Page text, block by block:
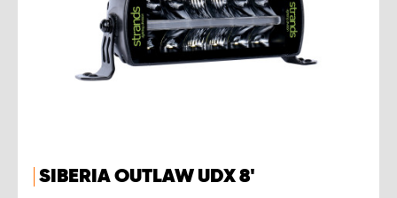
SIBERIA OUTLAW UDX 8'